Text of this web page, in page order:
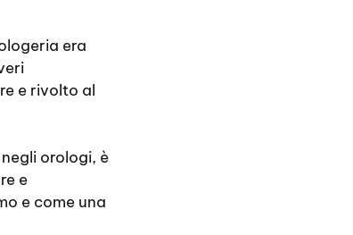
era
e rivolto al
orologi, è
e
e come una